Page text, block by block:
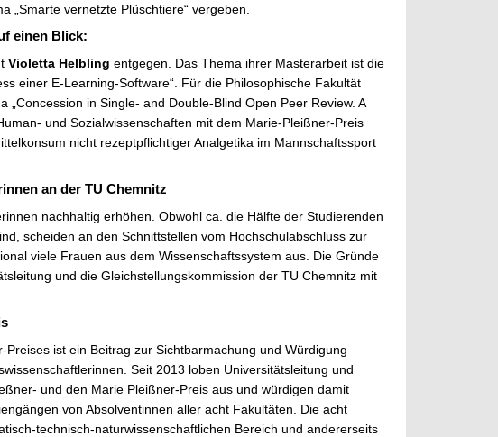
„Smarte vernetzte Plüschtiere“ vergeben.
einen Blick:
Violetta Helbling entgegen. Das Thema ihrer Masterarbeit ist die
einer E-Learning-Software“. Für die Philosophische Fakultät
„Concession in Single- and Double-Blind Open Peer Review. A
und Sozialwissenschaften mit dem Marie-Pleißner-Preis
nicht rezeptpflichtiger Analgetika im Mannschaftssport
an der TU Chemnitz
nachhaltig erhöhen. Obwohl ca. die Hälfte der Studierenden
scheiden an den Schnittstellen vom Hochschulabschluss zur
viele Frauen aus dem Wissenschaftssystem aus. Die Gründe
und die Gleichstellungskommission der TU Chemnitz mit
Preises ist ein Beitrag zur Sichtbarmachung und Würdigung
Seit 2013 loben Universitätsleitung und
und den Marie Pleißner-Preis aus und würdigen damit
von Absolventinnen aller acht Fakultäten. Die acht
technisch-naturwissenschaftlichen Bereich und andererseits